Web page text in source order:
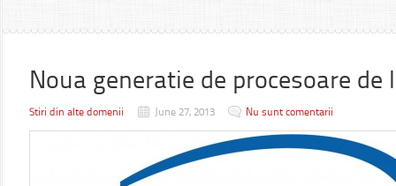
Noua generatie de procesoare de
Stiri din alte domenii June 27, 2013 Nu sunt comentarii